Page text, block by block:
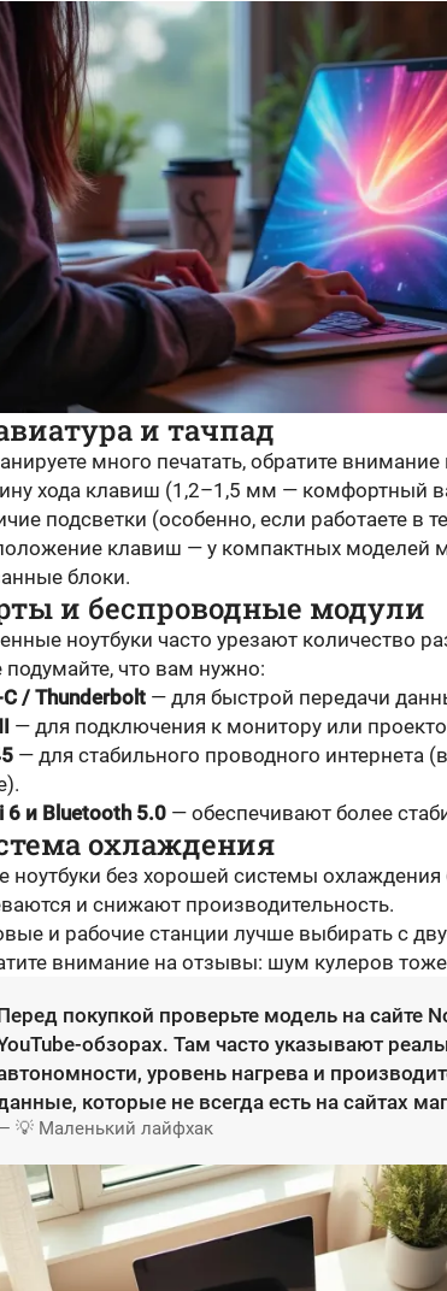
и тачпад
много печатать, обратите внимание
хода клавиш (1,2–1,5 мм — комфортный
подсветки (особенно, если работаете в
клавиш — у компактных моделей
блоки.
и беспроводные модули
ноутбуки часто урезают количество
подумайте, что вам нужно:
C / Thunderbolt — для быстрой передачи
— для подключения к монитору или
— для стабильного проводного интернета
6 и Bluetooth 5.0 — обеспечивают более
охлаждения
без хорошей системы охлаждения
и снижают производительность.
и рабочие станции лучше выбирать с
внимание на отзывы: шум кулеров
покупкой проверьте модель на сайте
обзорах. Там часто указывают
уровень нагрева и
которые не всегда есть на сайтах
💡 Маленький лайфхак